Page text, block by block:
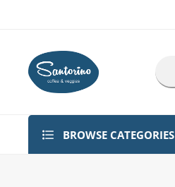
BROWSE CATEGORIES